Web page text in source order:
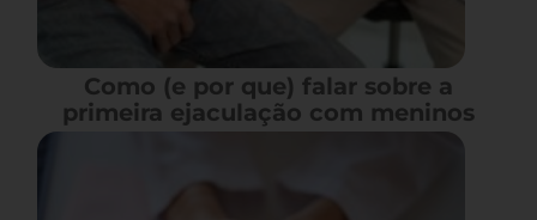
Como (e por que) falar sobre a
primeira ejaculação com meninos